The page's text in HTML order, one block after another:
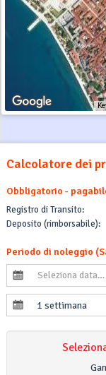
Calcolatore dei
Obbligatorio -
Registro di Transito:
Deposito (rimborsabile):
Periodo di noleggio
1 settimana